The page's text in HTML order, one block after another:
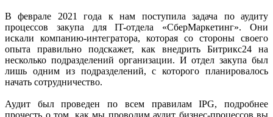
В феврале 2021 года к нам поступила задача по аудиту
процессов закупа для IT-отдела «СберМаркетинг». Они
искали компанию-интегратора, которая со стороны своего
опыта правильно подскажет, как внедрить Битрикс24 на
несколько подразделений организации. И отдел закупа был
лишь одним из подразделений, с которого планировалось
начать сотрудничество.
Аудит был проведен по всем правилам IPG, подробнее